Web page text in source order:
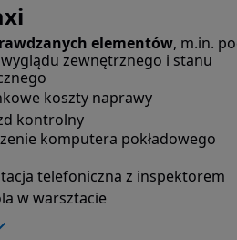
elementów, m.in.
zewnętrznego i stanu
koszty naprawy
kontrolny
komputera pokładowego
telefoniczna z inspektorem
w warsztacie